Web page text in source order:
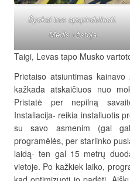
Špokai bus apspinduliuoti.
Medis užstoja
Taigi, Levas tapo Musko
Prietaiso atsiuntimas
kažkada atskaičiuos nuo
Pristatė per nepilną
Instaliacija- reikia instaliuotis
su savo asmenim (gal
programėlės, per starlinko
laidą- ten gal 15 metrų
vietoje. Po kažkiek laiko,